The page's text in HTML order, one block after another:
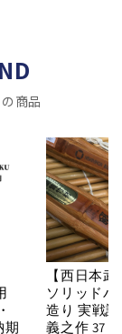
商品
期
【西日本
ソリッドバ
造り 実戦
義之作 37・